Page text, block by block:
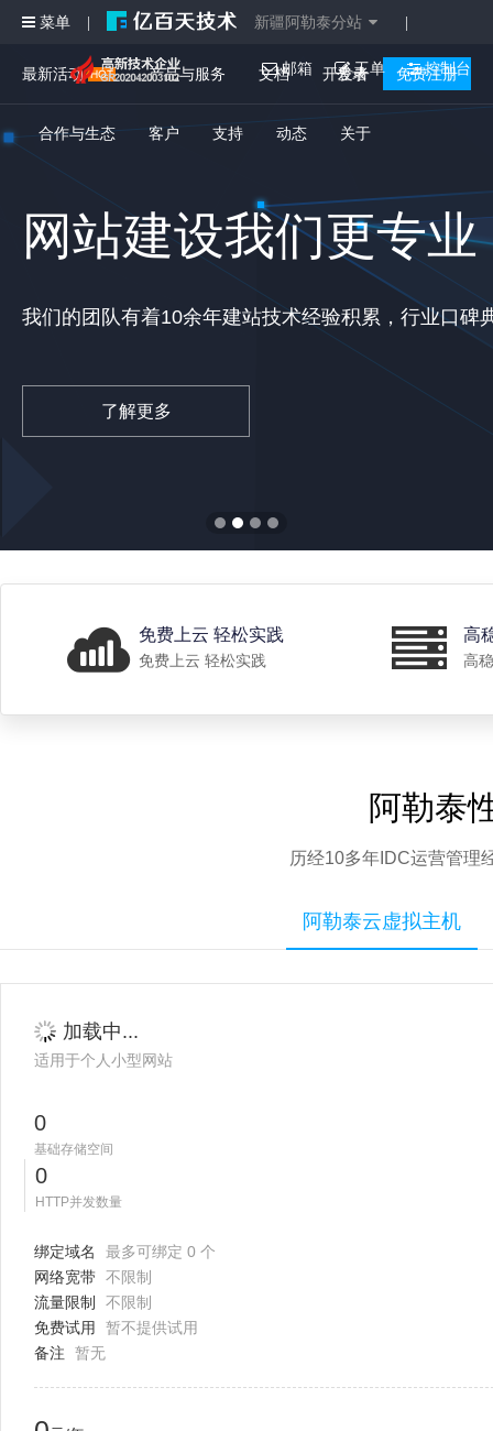
网站建设我们更专业
我们的团队有着10余年建站技术经验积累，行业口碑
了解更多
最新活动 产品与服务 文档 开发者
合作与生态 客户 支持 动态 关于
登录 免费注册
菜单 新疆阿勒泰分站
邮箱 工单 控制台
免费上云 轻松实践
免费上云 轻松实践
高
高
阿勒泰
历经10多年IDC运营管理
阿勒泰云虚拟主机
加载中...
适用于个人小型网站
0
基础存储空间
0
HTTP并发数量
绑定域名
最多可绑定 0 个
网络宽带 不限制
流量限制
不限制
免费试用
暂不提供试用
备注
暂无